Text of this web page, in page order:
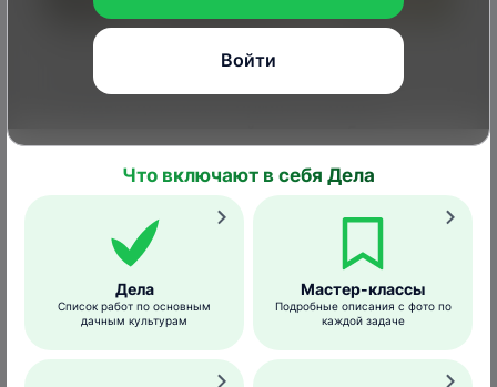
Гнездо с яйцами певчего дрозда
/wikimedia.org
К размножению птицы приступают с
апреля. Гнездятся певчие дрозды
одиночными парами. Этому предшествует
период ухаживания
с ритуальными
Войти
Что включают в себя Дела
Дела
Список работ по основным
дачным культурам
Мастер-классы
Подробные описания с фото по
каждой задаче